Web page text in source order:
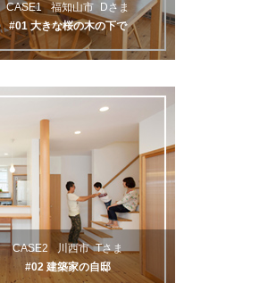
CASE1 福知山市
Dさま
#01 大きな桜の木の下で
CASE2 川西市 Tさま
#02 建築家の自邸